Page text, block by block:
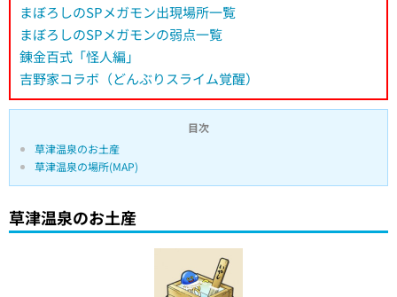
まぼろしのSPメガモン出現場所一覧
まぼろしのSPメガモンの弱点一覧
錬金百式「怪人編」
吉野家コラボ（どんぶりスライム覚醒）
目次
草津温泉のお土産
草津温泉の場所(MAP)
草津温泉のお土産